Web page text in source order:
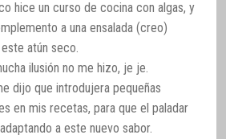
hice un curso de cocina con algas, y
a una ensalada (creo)
atún seco.
ilusión no me hizo, je je.
dijo que introdujera pequeñas
en mis recetas, para que el paladar
a este nuevo sabor.